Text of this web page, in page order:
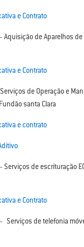
e Contrato
de Aparelhos
e Contrato
de Operação e
santa Clara
e contrato
de escrituração
e Contrato
Serviços de telefonia